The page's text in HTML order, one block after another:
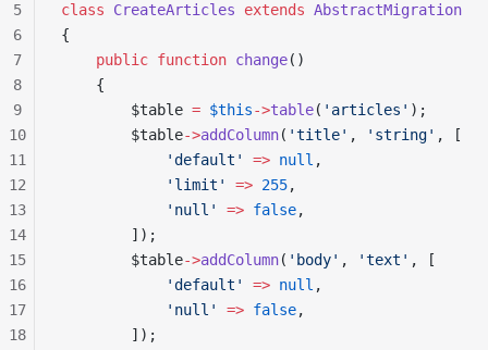
class CreateArticles extends AbstractMigration
{
    public
function change()
    {
        $table
= $this->table( 'articles' );
        $table
->addColumn( 'title' , 'string' , [
            'default'
=> null ,
            'limit'
=> 255,
            'null'
=> false,
        ]);
        $table
->addColumn( 'body' , 'text' , [
            'default'
=> null ,
            'null'
=> false,
        ]);
5
6
7
8
9
10
11
12
13
14
15
16
17
18